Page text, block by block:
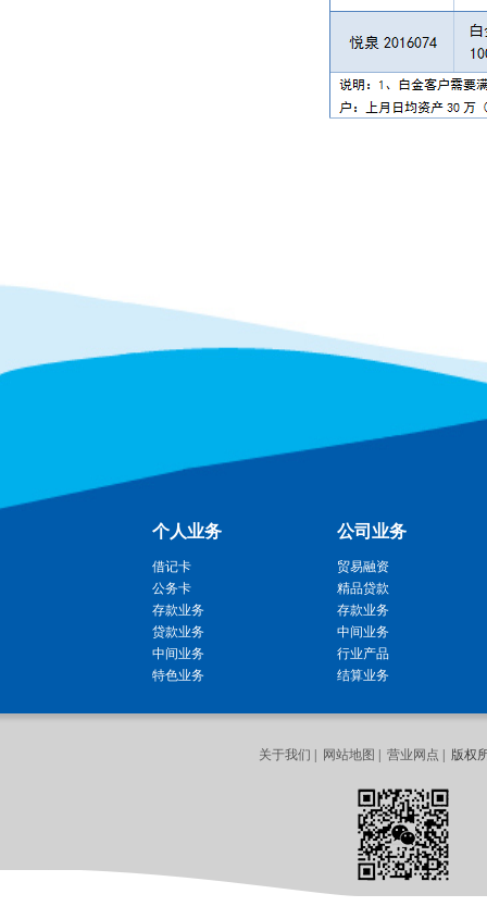
个人业务
借记卡
公务卡
存款业务
贷款业务
中间业务
特色业务
公司业务
贸易融资
精品贷款
存款业务
中间业务
行业产品
结算业务
关于我们 网站地图 营业网点 | 版权